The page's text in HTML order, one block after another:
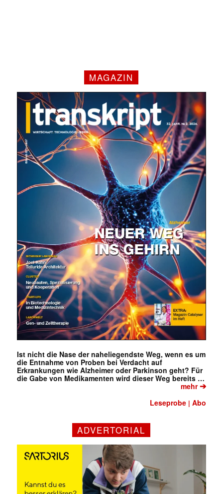
Mit dem |transkript-Newsletter
jede Woche aktuell informiert.
(erforderlich)
MAGAZIN
Ist nicht die Nase der naheliegendste Weg, wenn es um
die Entnahme von Proben bei Verdacht auf
Erkrankungen wie Alzheimer oder Parkinson geht? Für
die Gabe von Medikamenten wird dieser Weg bereits …
mehr➔
Leseprobe |Abo
ADVERTORIAL